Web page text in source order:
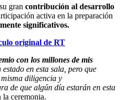
gran contribución al desarrollo
activa en la preparación
significativos.
original de RT
con los millones de mis
en esta sala, pero que
diligencia y
de que algún día estarán en esta
la ceremonia.